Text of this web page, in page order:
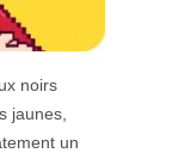
noirs
jaunes,
un